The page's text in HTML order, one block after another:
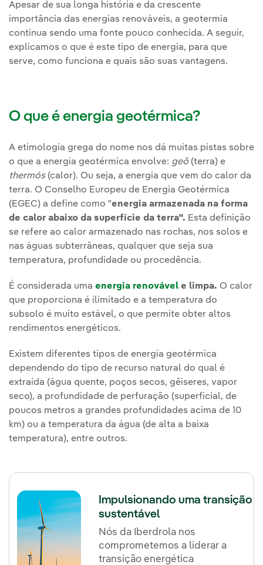
Apesar de sua longa história e da crescente
importância das energias renováveis, a geotermia
continua sendo uma fonte pouco conhecida. A seguir,
explicamos o que é este tipo de energia, para que
serve, como funciona e quais são suas vantagens.
O que é energia geotérmica?
A etimologia grega do nome nos dá muitas pistas sobre
o que a energia geotérmica envolve: geō (terra) e
thermós(calor). Ou seja, a energia que vem do calor da
terra. O Conselho Europeu de Energia Geotérmica
(EGEC) a define como "energia armazenada na forma
de calor abaixo da superfície da terra". Esta definição
se refere ao calor armazenado nas rochas, nos solos e
nas águas subterrâneas, qualquer que seja sua
temperatura, profundidade ou procedência.
É considerada uma energia renovável e limpa. O calor
que proporciona é ilimitado e a temperatura do
subsolo é muito estável, o que permite obter altos
rendimentos energéticos.
Existem diferentes tipos de energia geotérmica
dependendo do tipo de recurso natural do qual é
extraída (água quente, poços secos, gêiseres, vapor
seco), a profundidade de perfuração (superficial, de
poucos metros a grandes profundidades acima de 10
km) ou a temperatura da água (de alta a baixa
temperatura), entre outros.
Impulsionando uma transição
sustentável
Nós da Iberdrola nos
comprometemos a liderar a
transição energética